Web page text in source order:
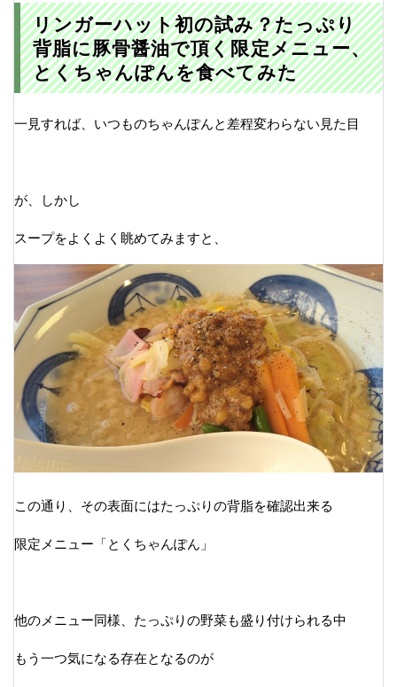
リンガーハット初の試み？たっぷり
背脂に豚骨醤油で頂く限定メニュー、
とくちゃんぽんを食べてみた
一見すれば、いつものちゃんぽんと差程変わらない見た目
が、しかし
スープをよくよく眺めてみますと、
この通り、その表面にはたっぷりの背脂を確認出来る
限定メニュー「とくちゃんぽん」
他のメニュー同様、たっぷりの野菜も盛り付けられる中
もう一つ気になる存在となるのが